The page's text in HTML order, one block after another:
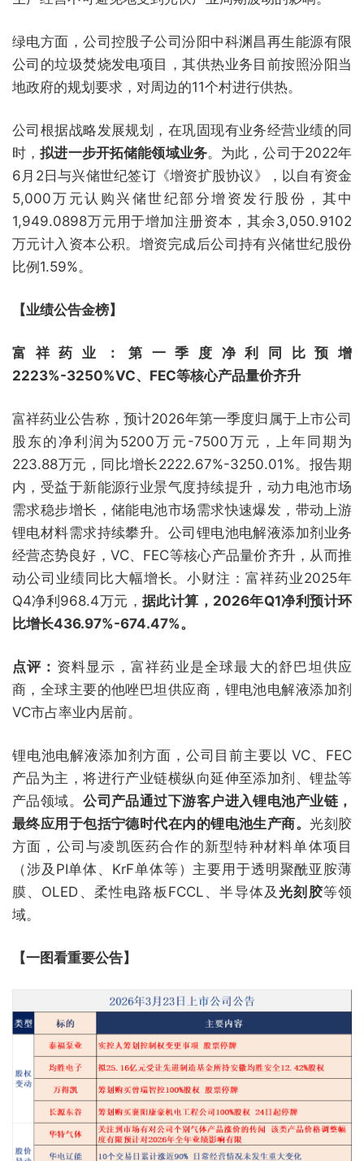
绿电方面，公司控股子公司汾阳中科渊昌再生能源有限
公司的垃圾焚烧发电项目，其供热业务目前按照汾阳当
地政府的规划要求，对周边的11个村进行供热。
公司根据战略发展规划，在巩固现有业务经营业绩的同
时，拟进一步开拓储能领域业务。为此，公司于2022年
6月2日与兴储世纪签订《增资扩股协议》，以自有资金
5,000万元认购兴储世纪部分增资发行股份，其中
1,949.0898万元用于增加注册资本，其余3,050.9102
万元计入资本公积。增资完成后公司持有兴储世纪股份
比例1.59%。
【业绩公告金榜】
富祥药业：第一季度净利同比预增
2223%-3250%VC、FEC等核心产品量价齐升
富祥药业公告称，预计2026年第一季度归属于上市公司
股东的净利润为5200万元-7500万元，上年同期为
223.88万元，同比增长2222.67%-3250.01%。报告期
内，受益于新能源行业景气度持续提升，动力电池市场
需求稳步增长，储能电池市场需求快速爆发，带动上游
锂电材料需求持续攀升。公司锂电池电解液添加剂业务
经营态势良好，VC、FEC等核心产品量价齐升，从而推
动公司业绩同比大幅增长。小财注：富祥药业2025年
Q4净利968.4万元， 据此计算，2026年Q1净利预计环
比增长436.97%-674.47%。
点评： 资料显示，富祥药业是全球最大的舒巴坦供应
商，全球主要的他唑巴坦供应商，锂电池电解液添加剂
VC市占率业内居前。
锂电池电解液添加剂方面，公司目前主要以 VC、FEC
产品为主，将进行产业链横纵向延伸至添加剂、锂盐等
产品领域。公司产品通过下游客户进入锂电池产业链，
最终应用于包括宁德时代在内的锂电池生产商。光刻胶
方面，公司与凌凯医药合作的新型特种材料单体项目
（涉及PI单体、KrF单体等）主要用于透明聚酰亚胺薄
膜、OLED、柔性电路板FCCL、半导体及光刻胶等领
域。
【一图看重要公告】